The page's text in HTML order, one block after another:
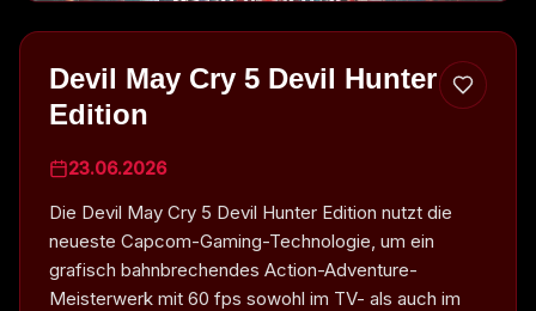
Devil May Cry 5 Devil Hunter
Edition
23.06.2026
Die Devil May Cry 5 Devil Hunter Edition nutzt die
neueste Capcom-Gaming-Technologie, um ein
grafisch bahnbrechendes Action-Adventure-
Meisterwerk mit 60 fps sowohl im TV- als auch im